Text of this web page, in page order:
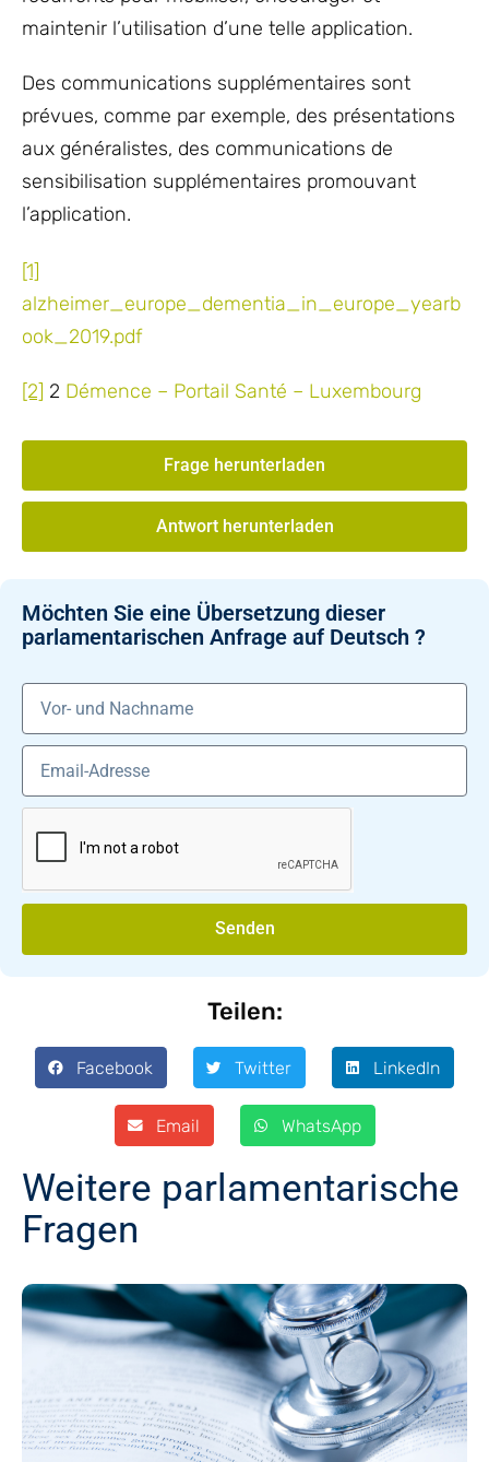
maintenir l’utilisation d’une telle application.
Des communications supplémentaires sont
prévues, comme par exemple, des présentations
aux généralistes, des communications de
sensibilisation supplémentaires promouvant
l’application.
[1]
alzheimer_europe_dementia_in_europe_yearb
ook_2019.pdf
[2] 2 Démence – Portail Santé – Luxembourg
Frage herunterladen
Antwort herunterladen
Möchten Sie eine Übersetzung dieser
parlamentarischen Anfrage auf Deutsch ?
Senden
Teilen:
Facebook Twitter LinkedIn
Email WhatsApp
Weitere parlamentarische
Fragen